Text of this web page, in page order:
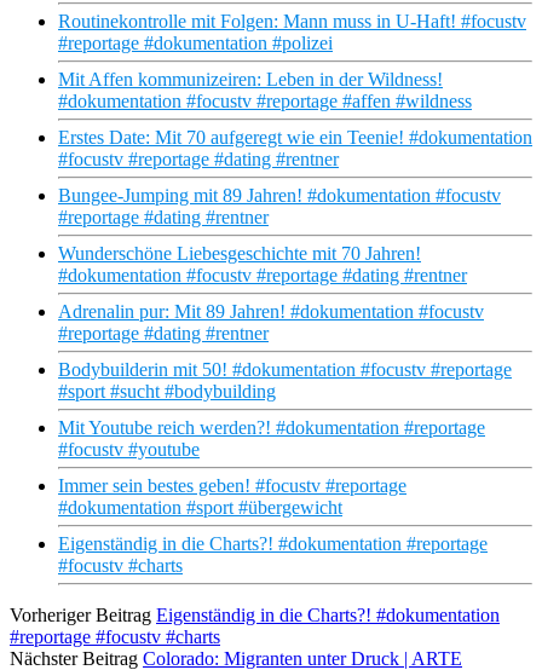
Routinekontrolle mit Folgen: Mann muss in U-Haft! #focustv
#reportage #dokumentation #polizei
Mit Affen kommunizeiren: Leben in der Wildness!
#dokumentation #focustv #reportage #affen #wildness
Erstes Date: Mit 70 aufgeregt wie ein Teenie! #dokumentation
#focustv #reportage #dating #rentner
Bungee-Jumping mit 89 Jahren! #dokumentation #focustv
#reportage #dating #rentner
Wunderschöne Liebesgeschichte mit 70 Jahren!
#dokumentation #focustv #reportage #dating #rentner
Adrenalin pur: Mit 89 Jahren! #dokumentation #focustv
#reportage #dating #rentner
Bodybuilderin mit 50! #dokumentation #focustv #reportage
#sport #sucht #bodybuilding
Mit Youtube reich werden?! #dokumentation #reportage
#focustv #youtube
Immer sein bestes geben! #focustv #reportage
#dokumentation #sport #übergewicht
Eigenständig in die Charts?! #dokumentation #reportage
#focustv #charts
Vorheriger Beitrag Eigenständig in die Charts?! #dokumentation
#reportage #focustv #charts
Nächster Beitrag Colorado: Migranten unter Druck | ARTE